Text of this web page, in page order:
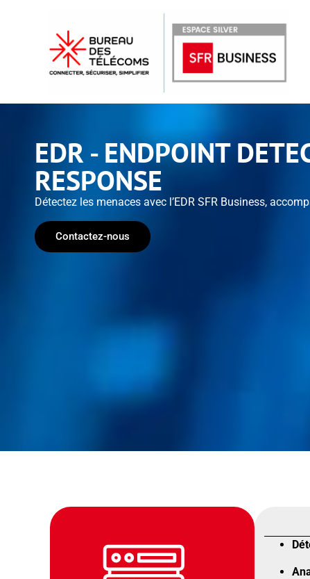
EDR - ENDPOINT
RESPONSE
Détectez les menaces avec l’EDR SFR Business,
Contactez-nous